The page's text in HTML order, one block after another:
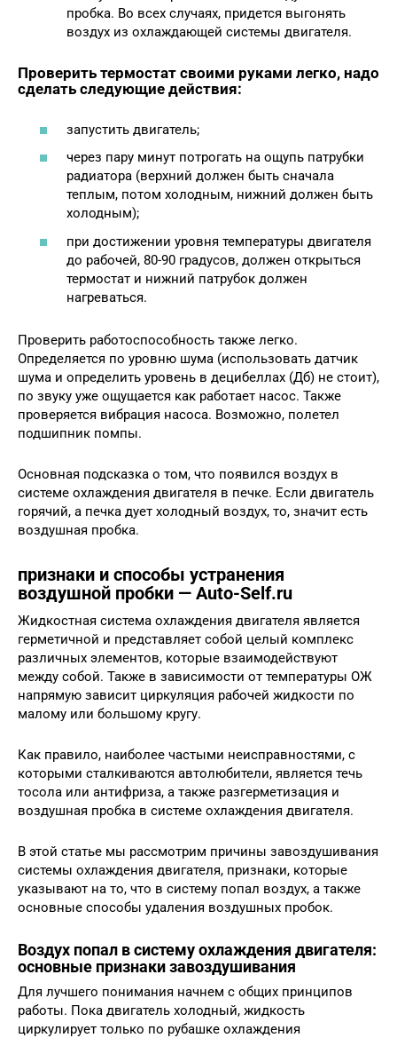
пробка. Во всех случаях, придется выгонять
воздух из охлаждающей системы двигателя.
Проверить термостат своими руками легко, надо
сделать следующие действия:
запустить двигатель;
через пару минут потрогать на ощупь патрубки
радиатора (верхний должен быть сначала
теплым, потом холодным, нижний должен быть
холодным);
при достижении уровня температуры двигателя
до рабочей, 80-90 градусов, должен открыться
термостат и нижний патрубок должен
нагреваться.
Проверить работоспособность также легко.
Определяется по уровню шума (использовать датчик
шума и определить уровень в децибеллах (Дб) не стоит),
по звуку уже ощущается как работает насос. Также
проверяется вибрация насоса. Возможно, полетел
подшипник помпы.
Основная подсказка о том, что появился воздух в
системе охлаждения двигателя в печке. Если двигатель
горячий, а печка дует холодный воздух, то, значит есть
воздушная пробка.
признаки и способы устранения
воздушной пробки — Auto-Self.ru
Жидкостная система охлаждения двигателя является
герметичной и представляет собой целый комплекс
различных элементов, которые взаимодействуют
между собой. Также в зависимости от температуры ОЖ
напрямую зависит циркуляция рабочей жидкости по
малому или большому кругу.
Как правило, наиболее частыми неисправностями, с
которыми сталкиваются автолюбители, является течь
тосола или антифриза, а также разгерметизация и
воздушная пробка в системе охлаждения двигателя.
В этой статье мы рассмотрим причины завоздушивания
системы охлаждения двигателя, признаки, которые
указывают на то, что в систему попал воздух, а также
основные способы удаления воздушных пробок.
Воздух попал в систему охлаждения двигателя:
основные признаки завоздушивания
Для лучшего понимания начнем с общих принципов
работы. Пока двигатель холодный, жидкость
циркулирует только по рубашке охлаждения